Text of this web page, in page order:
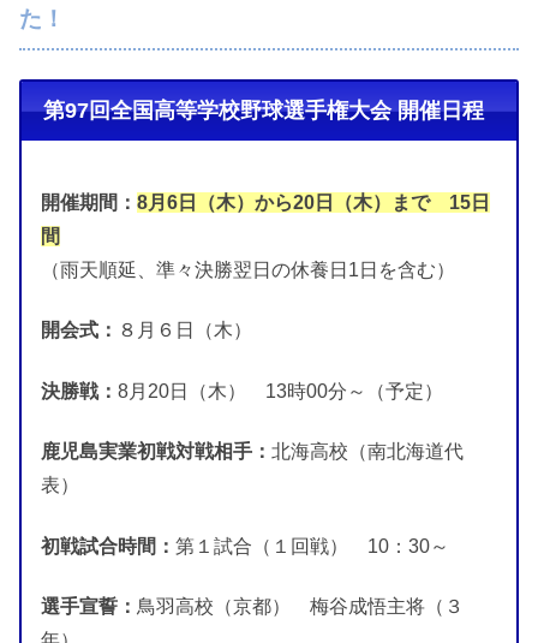
た！
第97回全国高等学校野球選手権大会 開催日程
開催期間： 8月6日（木）から20日（木）まで 15日
間
（雨天順延、準々決勝翌日の休養日1日を含む）
開会式： ８月６日（木）
決勝戦： 8月20日（木） 13時00分～（予定）
鹿児島実業初戦対戦相手： 北海高校（南北海道代
表）
初戦試合時間： 第１試合（１回戦） 10：30～
選手宣誓： 鳥羽高校（京都） 梅谷成悟主将（３